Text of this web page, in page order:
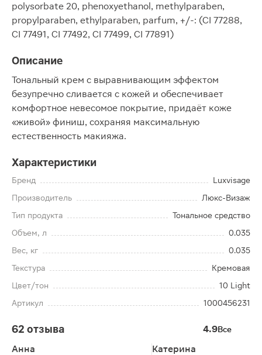
polysorbate 20, phenoxyethanol, methylparaben,
propylparaben, ethylparaben, parfum, +/-: (CI 77288,
CI 77491, CI 77492, CI 77499, CI 77891)
Описание
Тональный крем с выравнивающим эффектом
безупречно сливается с кожей и обеспечивает
комфортное невесомое покрытие, придаёт коже
«живой» финиш, сохраняя максимальную
естественность макияжа.
Характеристики
Бренд
Luxvisage
Производитель
Люкс-Визаж
Тип продукта
Тональное средство
Объем, л
0.035
Вес, кг
0.035
Текстура
Кремовая
Цвет/тон
10 Light
Артикул
1000456231
62 отзыва 4.9Все
Анна Катерина